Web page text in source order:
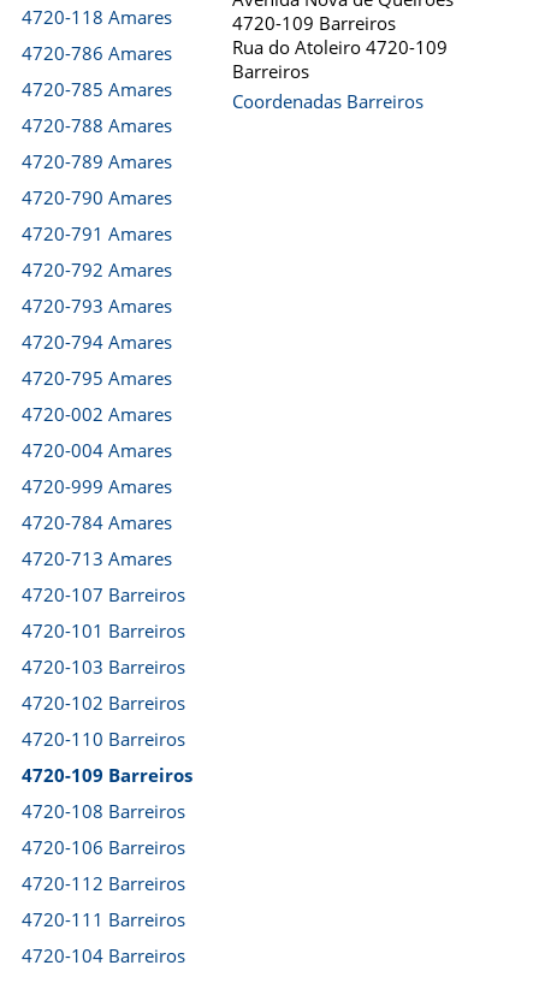
4720-118 Amares
4720-786 Amares
4720-785 Amares
4720-788 Amares
4720-789 Amares
4720-790 Amares
4720-791 Amares
4720-792 Amares
4720-793 Amares
4720-794 Amares
4720-795 Amares
4720-002 Amares
4720-004 Amares
4720-999 Amares
4720-784 Amares
4720-713 Amares
4720-107 Barreiros
4720-101 Barreiros
4720-103 Barreiros
4720-102 Barreiros
4720-110 Barreiros
4720-109 Barreiros
4720-108 Barreiros
4720-106 Barreiros
4720-112 Barreiros
4720-111 Barreiros
4720-104 Barreiros
4720-109 Barreiros
Rua do Atoleiro 4720-109
Barreiros
Coordenadas Barreiros